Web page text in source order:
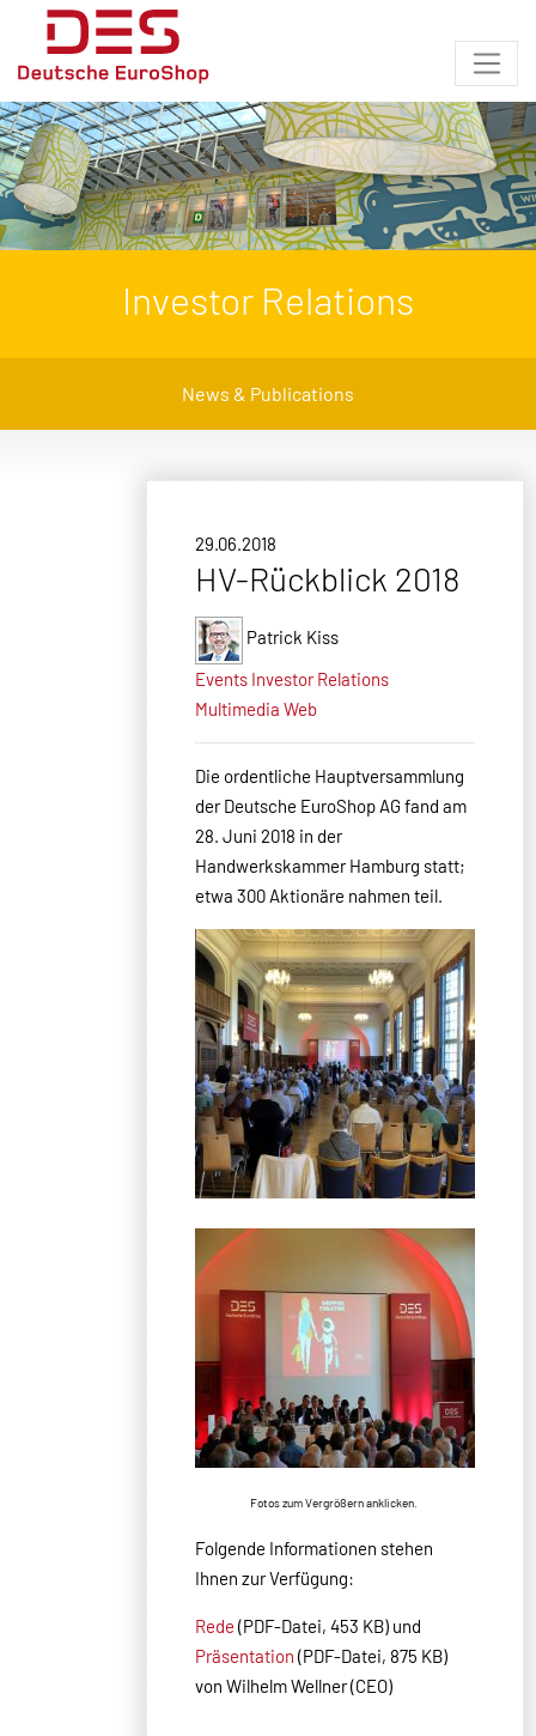
Investor Relations
News & Publications
29.06.2018
HV-Rückblick 2018
Patrick Kiss
Events Investor Relations
Multimedia Web
Die ordentliche Hauptversammlung
der Deutsche EuroShop AG fand am
28. Juni 2018 in der
Handwerkskammer Hamburg statt;
etwa 300 Aktionäre nahmen teil.
Fotos zum Vergrößern anklicken.
Folgende Informationen stehen
Ihnen zur Verfügung:
Rede (PDF-Datei, 453 KB) und
Präsentation (PDF-Datei, 875 KB)
von Wilhelm Wellner (CEO)